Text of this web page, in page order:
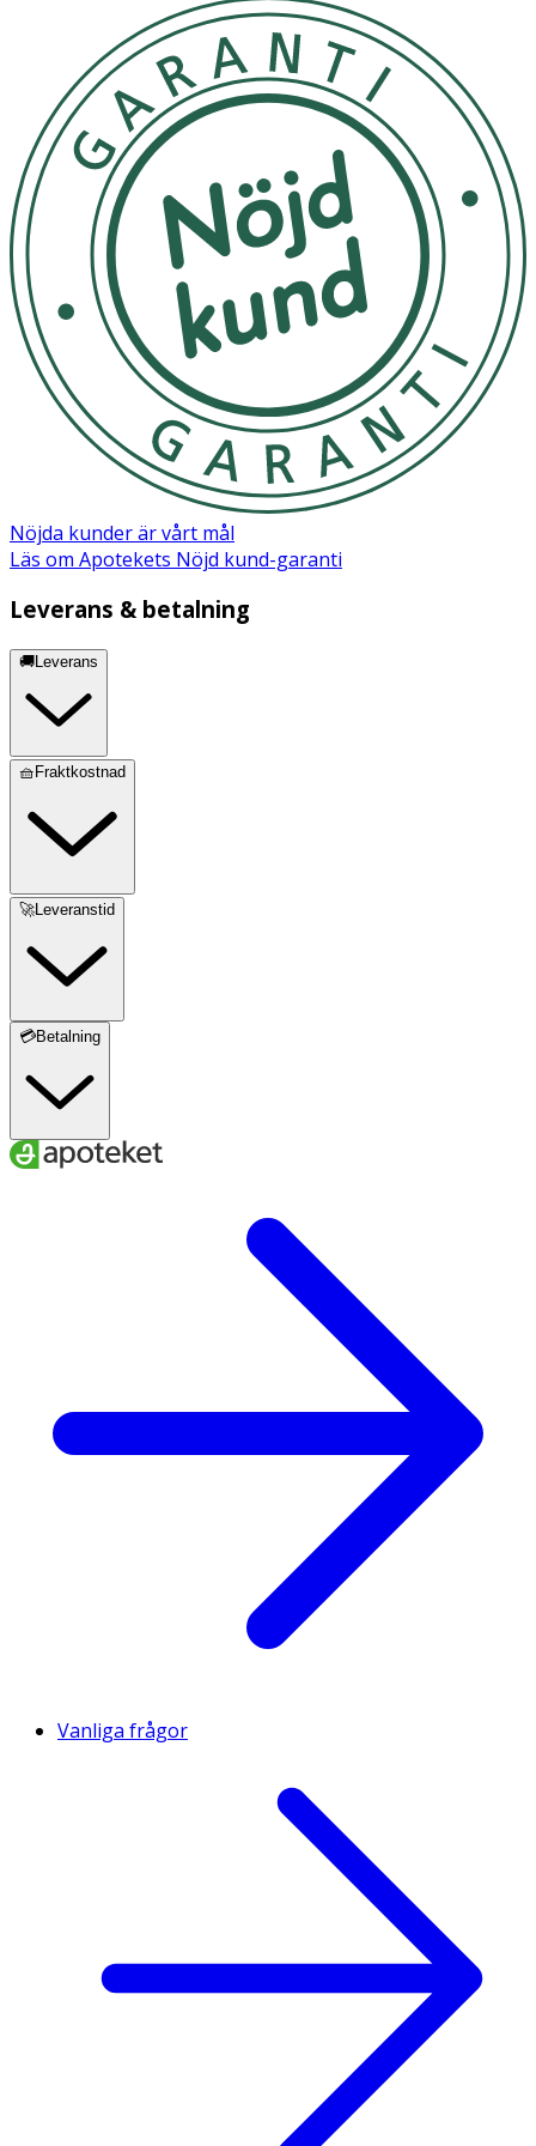
Undvik att förvara produkten i direkt solljus
OK för gravida och ammande:
Ingredienser:
Aqua(Water), Glycerin, Macadamia Integrifolia Seed Oil,
1,2Hexanediol, Pentylene Glycol, Chondrus Crispus
Extract, Saccharum Officinarum (Sugarcane) Extract, Sea
Water, Hyaluronic Acid, Hydrolyzed Hyaluronic Acid,
Sodium Hyaluronate, Panthenol, Squalane, Butylene
Glycol, Polyglyceryl3 Methylglucose Distearate, Glyceryl
Stearate, Hydrogenated Polydecene, Hydroxyethyl
Acrylate/Sodium Acryloyldimethyl Taurate Copolymer,
Jojoba Esters, Caprylyl Glycol, Tromethamine, Sodium
Phytate, Tocopherol, Sodium Carboxymethyl BetaGlucan,
Ethylhexylglycerin, Cetearyl Alcohol, Carbomer
Nöjda kunder är vårt mål
Läs om Apotekets Nöjd kund-garanti
Leverans & betalning
🚚Leverans
🧺Fraktkostnad
🚀Leveranstid
💳Betalning
Vanliga frågor